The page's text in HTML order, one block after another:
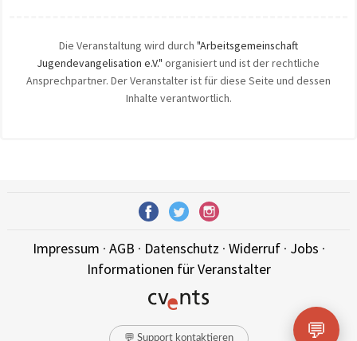
Die Veranstaltung wird durch "Arbeitsgemeinschaft
Jugendevangelisation e.V." organisiert und ist der rechtliche
Ansprechpartner. Der Veranstalter ist für diese Seite und dessen
Inhalte verantwortlich.
Impressum · AGB · Datenschutz · Widerruf· Jobs ·
Informationen für Veranstalter
💬 Support kontaktieren 💬